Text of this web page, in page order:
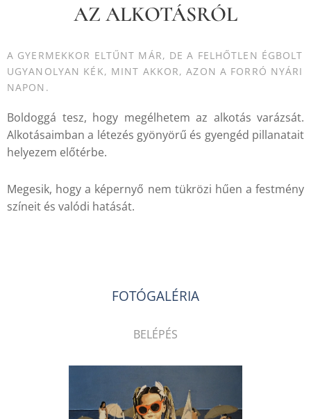
AZ ALKOTÁSRÓL
A GYERMEKKOR ELTŰNT MÁR, DE A FELHŐTLEN ÉGBOLT
UGYANOLYAN KÉK, MINT AKKOR, AZON A FORRÓ NYÁRI
NAPON.
Boldoggá tesz, hogy megélhetem az alkotás varázsát.
Alkotásaimban a létezés gyönyörű és gyengéd pillanatait
helyezem előtérbe.
Megesik, hogy a képernyő nem tükrözi hűen a festmény
színeit és valódi hatását.
FOTÓGALÉRIA
BELÉPÉS